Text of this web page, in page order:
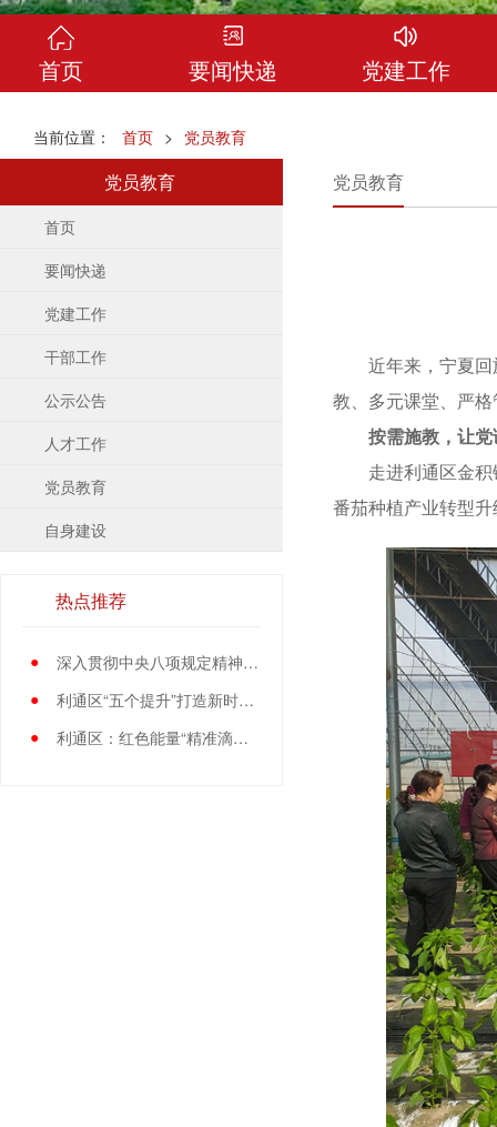
首页 要闻快递 党建工作
当前位置： 首页 > 党员教育
党员教育
首页
要闻快递
党建工作
干部工作
公示公告
人才工作
党员教育
自身建设
热点推荐
●
深入贯彻中央八项规定精神学习教育中央指导组暨中央层面工作专班总结会议召开
●
利通区“五个提升”打造新时代党员先锋队伍
●
利通区：红色能量“精准滴灌”基层党员
党员教育
近年来，宁夏回
教、多元课堂、严
按需施教，让
走进利通区金积
番茄种植产业转型